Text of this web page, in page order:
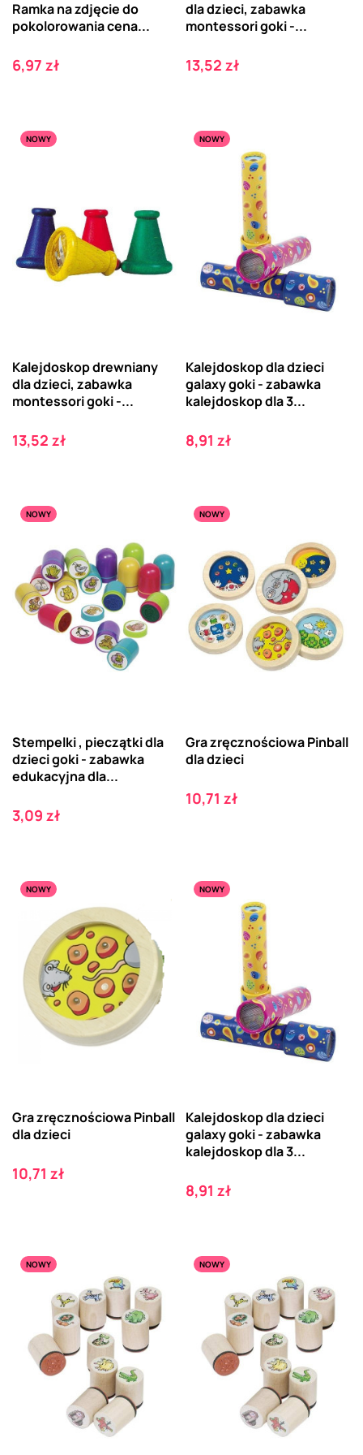
Ramka na zdjęcie do
pokolorowania cena...
Cena
6,97 zł
dla dzieci, zabawka
montessori goki -...
Cena
13,52 zł
NOWY
Kalejdoskop drewniany
dla dzieci, zabawka
montessori goki -...
Cena
13,52 zł
NOWY
Kalejdoskop dla dzieci
galaxy goki - zabawka
kalejdoskop dla 3...
Cena
8,91 zł
NOWY
Stempelki , pieczątki dla
dzieci goki - zabawka
edukacyjna dla...
Cena
3,09 zł
NOWY
Gra zręcznościowa Pinball
dla dzieci
Cena
10,71 zł
NOWY
Gra zręcznościowa Pinball
dla dzieci
Cena
10,71 zł
NOWY
Kalejdoskop dla dzieci
galaxy goki - zabawka
kalejdoskop dla 3...
Cena
8,91 zł
NOWY NOWY